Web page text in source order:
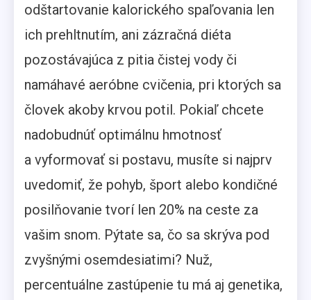
odštartovanie kalorického spaľovania len
ich prehltnutím, ani zázračná diéta
pozostávajúca z pitia čistej vody či
namáhavé aeróbne cvičenia, pri ktorých sa
človek akoby krvou potil. Pokiaľ chcete
nadobudnúť optimálnu hmotnosť
a vyformovať si postavu, musíte si najprv
uvedomiť, že pohyb, šport alebo kondičné
posilňovanie tvorí len 20% na ceste za
vašim snom. Pýtate sa, čo sa skrýva pod
zvyšnými osemdesiatimi? Nuž,
percentuálne zastúpenie tu má aj genetika,